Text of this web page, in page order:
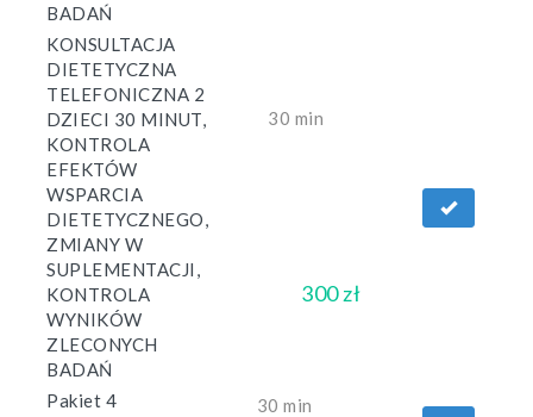
BADAŃ
KONSULTACJA
DIETETYCZNA
TELEFONICZNA 2
DZIECI 30 MINUT,
KONTROLA
EFEKTÓW
WSPARCIA
DIETETYCZNEGO,
ZMIANY W
SUPLEMENTACJI,
KONTROLA
WYNIKÓW
ZLECONYCH
BADAŃ
30 min
300 zł
Pakiet 4
30 min